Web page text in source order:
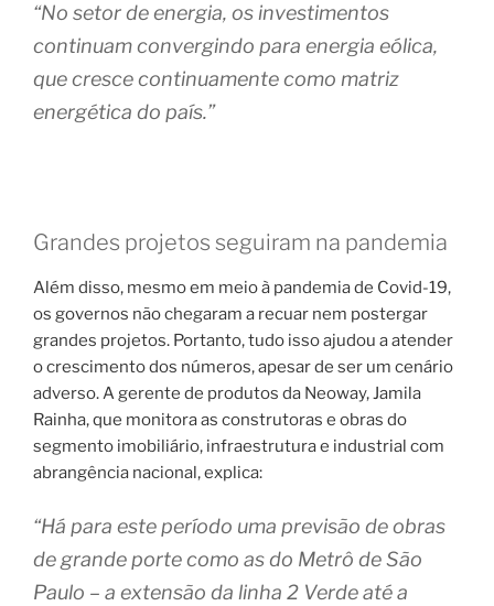
“No setor de energia, os investimentos
continuam convergindo para energia eólica,
que cresce continuamente como matriz
energética do país.”
Grandes projetos seguiram na pandemia
Além disso, mesmo em meio à pandemia de Covid-19,
os governos não chegaram a recuar nem postergar
grandes projetos. Portanto, tudo isso ajudou a atender
o crescimento dos números, apesar de ser um cenário
adverso. A gerente de produtos da Neoway, Jamila
Rainha, que monitora as construtoras e obras do
segmento imobiliário, infraestrutura e industrial com
abrangência nacional, explica:
“Há para este período uma previsão de obras
de grande porte como as do Metrô de São
Paulo – a extensão da linha 2 Verde até a